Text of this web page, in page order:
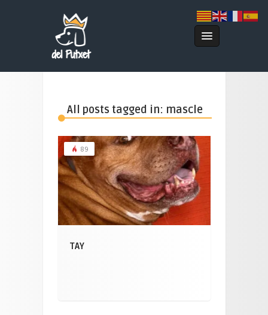
All posts tagged in: mascle
89
TAY